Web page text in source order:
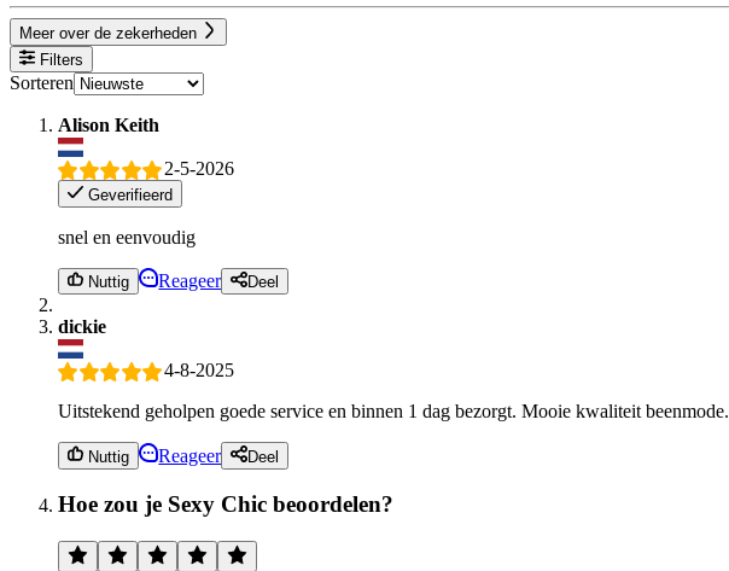
Meer over de zekerheden
Filters
Sorteren
Alison Keith
2-5-2026
Geverifieerd
snel en eenvoudig
Nuttig Reageer Deel
dickie
4-8-2025
Uitstekend geholpen goede service en binnen 1 dag bezorgt. Mooie kwaliteit beenmode.
Nuttig Reageer Deel
Hoe zou je Sexy Chic beoordelen?